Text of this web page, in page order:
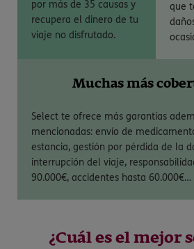
por más de 35 causas y
recupera el dinero de tu
viaje no disfrutado.
que
Muchas más
Select te ofrece más garantías
mencionadas: envío de
estancia, gestión por pérdida de la
interrupción del viaje,
90.000€, accidentes hasta 60.000€…
¿Cuál es el mejor